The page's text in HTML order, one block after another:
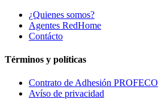
¿Quienes somos?
Agentes RedHome
Contácto
Términos y políticas
Contrato de Adhesión PROFECO
Avíso de privacidad